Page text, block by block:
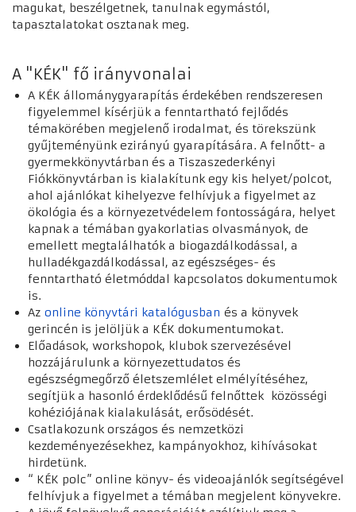
magukat, beszélgetnek, tanulnak egymástól,
tapasztalatokat osztanak meg.
A "KÉK" fő irányvonalai
A KÉK állománygyarapítás érdekében rendszeresen
figyelemmel kísérjük a fenntartható fejlődés
témakörében megjelenő irodalmat, és törekszünk
gyűjteményünk ezirányú gyarapítására. A felnőtt- a
gyermekkönyvtárban és a Tiszaszederkényi
Fiókkönyvtárban is kialakítunk egy kis helyet/polcot,
ahol ajánlókat kihelyezve felhívjuk a figyelmet az
ökológia és a környezetvédelem fontosságára, helyet
kapnak a témában gyakorlatias olvasmányok, de
emellett megtalálhatók a biogazdálkodással, a
hulladékgazdálkodással, az egészséges- és
fenntartható életmóddal kapcsolatos dokumentumok
is.
Az online könyvtári katalógusban és a könyvek
gerincén is jelöljük a KÉK dokumentumokat.
Előadások, workshopok, klubok szervezésével
hozzájárulunk a környezettudatos és
egészségmegőrző életszemlélet elmélyítéséhez,
segítjük a hasonló érdeklődésű felnőttek közösségi
kohéziójának kialakulását, erősödését.
Csatlakozunk országos és nemzetközi
kezdeményezésekhez, kampányokhoz, kihívásokat
hirdetünk.
“ KÉK polc” online könyv- és videoajánlók segítségével
felhívjuk a figyelmet a témában megjelent könyvekre.